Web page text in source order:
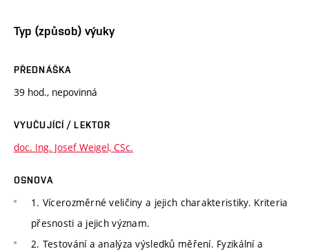
Typ (způsob) výuky
PŘEDNÁŠKA
39 hod., nepovinná
VYUČUJÍCÍ / LEKTOR
doc. Ing. Josef Weigel, CSc.
OSNOVA
1. Vícerozměrné veličiny a jejich charakteristiky. Kriteria
přesnosti a jejich význam.
2. Testování a analýza výsledků měření. Fyzikální a